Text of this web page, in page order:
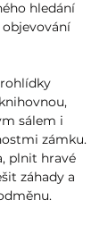
hledání
sálem i
zámku.
plnit hravé
záhady a